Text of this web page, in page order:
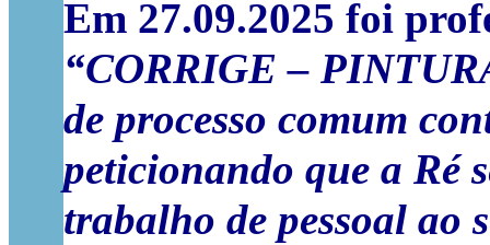
Em 27.09.2025 foi
“CORRIGE –
de processo comum
peticionando que a Ré
trabalho de pessoal ao